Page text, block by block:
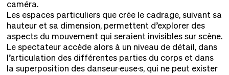
caméra.
Les espaces particuliers que crée le cadrage, suivant sa
hauteur et sa dimension, permettent d’explorer des
aspects du mouvement qui seraient invisibles sur scène.
Le spectateur accède alors à un niveau de détail, dans
l’articulation des différentes parties du corps et dans
la superposition des danseur·euse·s, qui ne peut exister